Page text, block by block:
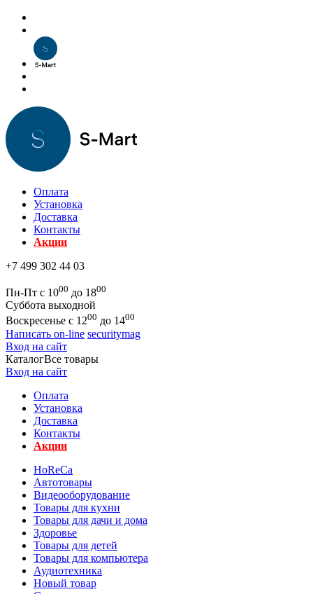
Оплата
Установка
Доставка
Контакты
Акции
+7 499 302 44 03
Пн-Пт с 1000 до 1800
Суббота выходной
Воскресенье с 1200 до 1400
Написать on-line securitymag
Вход на сайт
КаталогВсе товары
Вход на сайт
Оплата
Установка
Доставка
Контакты
Акции
HoReCa
Автотовары
Видеооборудование
Товары для кухни
Товары для дачи и дома
Здоровье
Товары для детей
Товары для компьютера
Аудиотехника
Новый товар